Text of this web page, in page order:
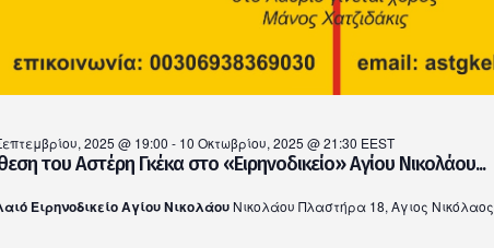
του Αστέρη Γκέκα στο «Ειρηνοδικείο» Αγίου Νικολάου...
2025 @ 19:00 - 10 Οκτωβρίου, 2025 @ 21:30 EEST
Ειρηνοδικείο Αγίου Νικολάου Νικολάου Πλαστήρα 18, Αγιος Νικόλαος